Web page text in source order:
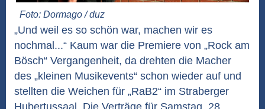
Foto: Dormago / duz
„Und weil es so schön war, machen wir es
nochmal...“ Kaum war die Premiere von „Rock am
Bösch“ Vergangenheit, da drehten die Macher
des „kleinen Musikevents“ schon wieder auf und
stellten die Weichen für „RaB2“ im Straberger